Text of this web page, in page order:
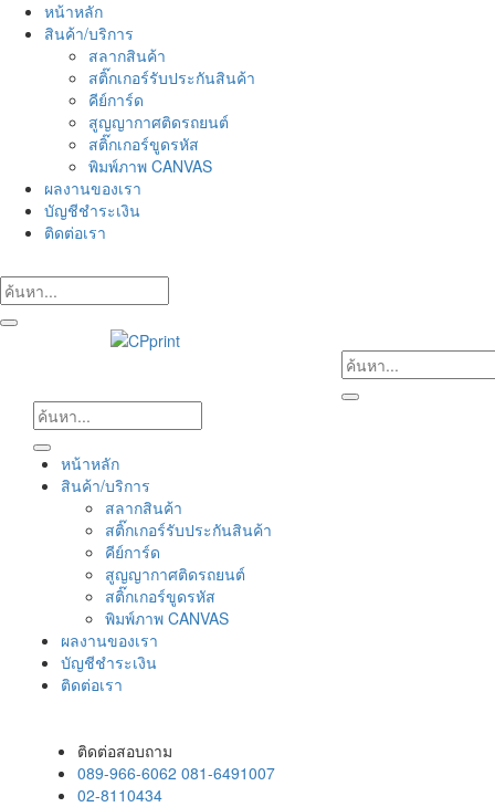
Skip
หน้าหลัก
สินค้า/บริการ
สลากสินค้า
สติ๊กเกอร์รับประกันสินค้า
คีย์การ์ด
สูญญากาศติดรถยนต์
สติ๊กเกอร์ขูดรหัส
พิมพ์ภาพ CANVAS
ผลงานของเรา
บัญชีชำระเงิน
ติดต่อเรา
หน้าหลัก
สินค้า/บริการ
สลากสินค้า
สติ๊กเกอร์รับประกันสินค้า
คีย์การ์ด
สูญญากาศติดรถยนต์
สติ๊กเกอร์ขูดรหัส
พิมพ์ภาพ CANVAS
ผลงานของเรา
บัญชีชำระเงิน
ติดต่อเรา
ติดต่อสอบถาม
089-966-6062 081-6491007
02-8110434